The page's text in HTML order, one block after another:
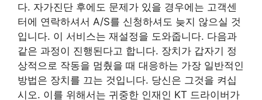
다. 자가진단 후에도 문제가 있을 경우에는 고객센
터에 연락하셔서 A/S를 신청하셔도 늦지 않으실 것
입니다. 이 서비스는 재설정을 도와줍니다. 다음과
같은 과정이 진행된다고 합니다. 장치가 갑자기 정
상적으로 작동을 멈췄을 때 대응하는 가장 일반적인
방법은 장치를 끄는 것입니다. 당신은 그것을 켜십
시오. 이를 위해서는 귀중한 인재인 KT 드라이버가